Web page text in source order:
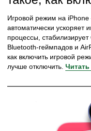
Игровой режим на
автоматически ускоряет
процессы, стабилизирует
Bluetooth-геймпадов и
как включить игровой
лучше отключить.